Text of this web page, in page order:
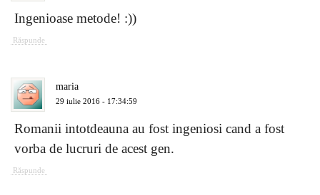
Ingenioase metode! :))
Răspunde
maria
29 iulie 2016 - 17:34:59
Romanii intotdeauna au fost ingeniosi cand a fost
vorba de lucruri de acest gen.
Răspunde